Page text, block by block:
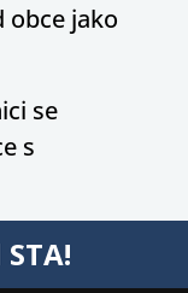
obce jako
se
s